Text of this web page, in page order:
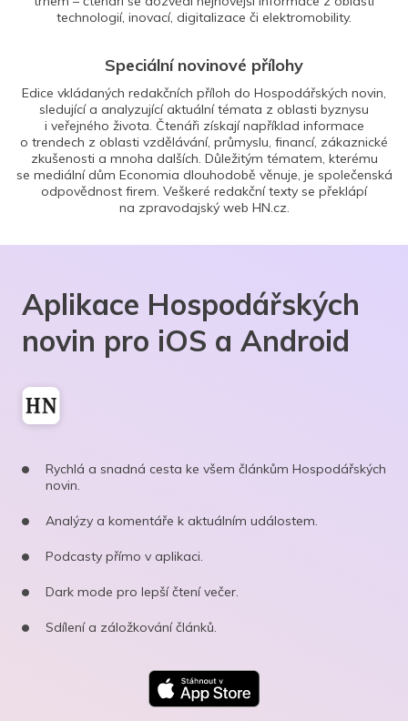
technologií, inovací, digitalizace či elektromobility.
Speciální novinové přílohy
Edice vkládaných redakčních příloh do Hospodářských novin,
sledující a analyzující aktuální témata z oblasti byznysu
i veřejného života. Čtenáři získají například informace
o trendech z oblasti vzdělávání, průmyslu, financí, zákaznické
zkušenosti a mnoha dalších. Důležitým tématem, kterému
se mediální dům Economia dlouhodobě věnuje, je společenská
odpovědnost firem. Veškeré redakční texty se překlápí
na zpravodajský web HN.cz.
Aplikace Hospodářských
novin pro iOS a Android
Rychlá a snadná cesta ke všem článkům Hospodářských
novin.
Analýzy a komentáře k aktuálním událostem.
Podcasty přímo v aplikaci.
Dark mode pro lepší čtení večer.
Sdílení a záložkování článků.